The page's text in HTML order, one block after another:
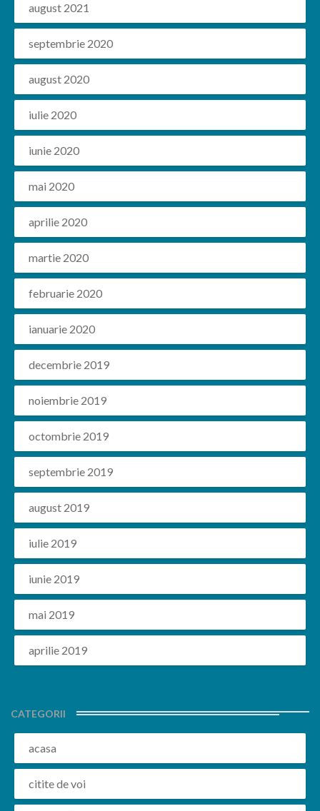
august 2021
septembrie 2020
august 2020
iulie 2020
iunie 2020
mai 2020
aprilie 2020
martie 2020
februarie 2020
ianuarie 2020
decembrie 2019
noiembrie 2019
octombrie 2019
septembrie 2019
august 2019
iulie 2019
iunie 2019
mai 2019
aprilie 2019
CATEGORII
acasa
citite de voi